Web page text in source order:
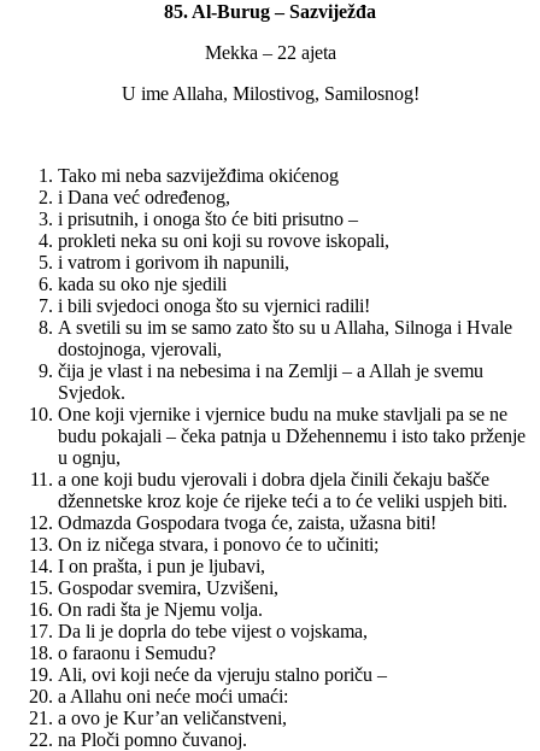
85. Al-Burug – Sazviježđa
Mekka – 22 ajeta
U ime Allaha, Milostivog, Samilosnog!
Tako mi neba sazviježđima okićenog
i Dana već određenog,
i prisutnih, i onoga što će biti prisutno –
prokleti neka su oni koji su rovove iskopali,
i vatrom i gorivom ih napunili,
kada su oko nje sjedili
i bili svjedoci onoga što su vjernici radili!
A svetili su im se samo zato što su u Allaha, Silnoga i Hvale
dostojnoga, vjerovali,
čija je vlast i na nebesima i na Zemlji – a Allah je svemu
Svjedok.
One koji vjernike i vjernice budu na muke stavljali pa se ne
budu pokajali – čeka patnja u Džehennemu i isto tako prženje
u ognju,
a one koji budu vjerovali i dobra djela činili čekaju bašče
džennetske kroz koje će rijeke teći a to će veliki uspjeh biti.
Odmazda Gospodara tvoga će, zaista, užasna biti!
On iz ničega stvara, i ponovo će to učiniti;
I on prašta, i pun je ljubavi,
Gospodar svemira, Uzvišeni,
On radi šta je Njemu volja.
Da li je doprla do tebe vijest o vojskama,
o faraonu i Semudu?
Ali, ovi koji neće da vjeruju stalno poriču –
a Allahu oni neće moći umaći:
a ovo je Kur’an veličanstveni,
na Ploči pomno čuvanoj.